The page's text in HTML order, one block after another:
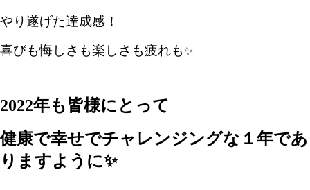
やり遂げた達成感！
喜びも悔しさも楽しさも疲れも✨
2022年も皆様にとって
健康で幸せでチャレンジングな１年であ
りますように✨